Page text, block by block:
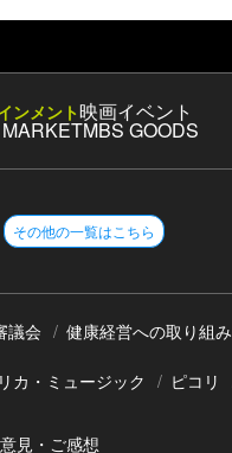
ンメント映画イベント
MBS GOODS
その他の一覧はこちら
議会 健康経営への取り組み
カ・ミュージック ピコリ
見・ご感想